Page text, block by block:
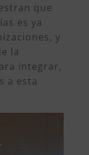
que
es ya
y
la
integrar,
a esta